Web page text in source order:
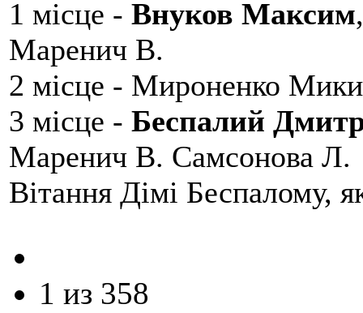
1 місце - Внуков Максим
Маренич В.
2 місце - Мироненко
3 місце - Беспалий
Маренич В. Самсонова Л.
Вітання Дімі Беспалому,
1 из 358